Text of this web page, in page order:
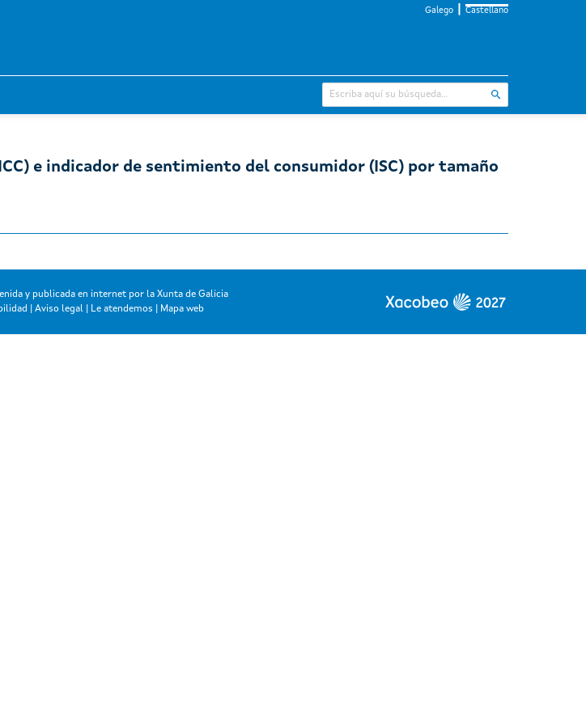
Galego Castellano
e indicador de sentimiento del consumidor (ISC) por tamaño
y publicada en internet por la Xunta de Galicia
Aviso legal| Le atendemos Mapa web